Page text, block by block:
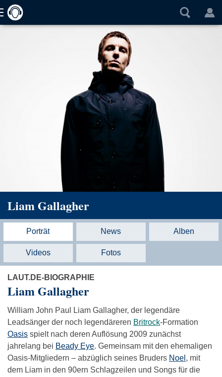
Liam Gallagher
Porträt News Alben
Videos Fotos
LAUT.DE-BIOGRAPHIE
Liam Gallagher
William John Paul Liam Gallagher, der legendäre
Leadsänger der noch legendäreren Britrock-Formation
Oasis spielt nach deren Auflösung 2009 zunächst
jahrelang bei Beady Eye. Gemeinsam mit den ehemaligen
Oasis-Mitgliedern – abzüglich seines Bruders Noel , mit
dem Liam in den 90ern Schlagzeilen und Songs für die